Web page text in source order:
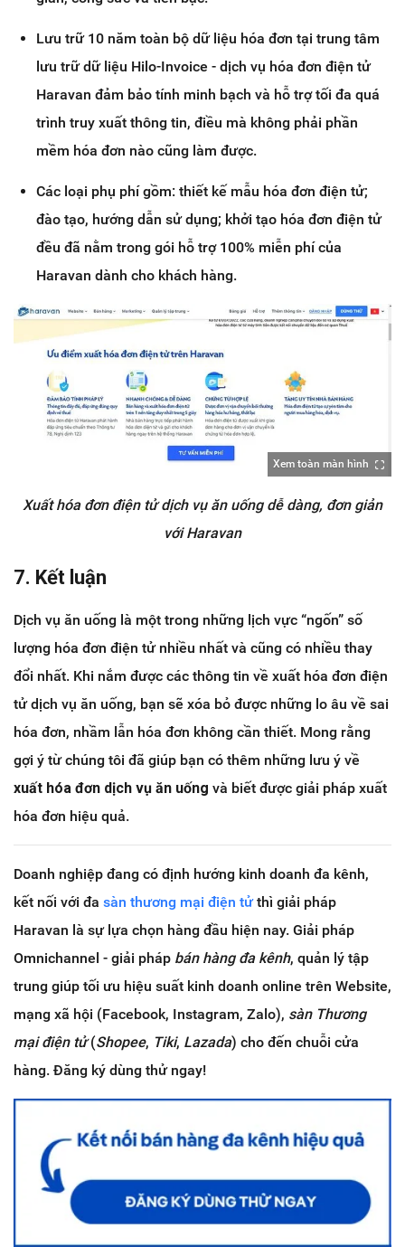
Lưu trữ 10 năm toàn bộ dữ liệu hóa đơn tại trung tâm
lưu trữ dữ liệu Hilo-Invoice - dịch vụ hóa đơn điện tử
Haravan đảm bảo tính minh bạch và hỗ trợ tối đa quá
trình truy xuất thông tin, điều mà không phải phần
mềm hóa đơn nào cũng làm được.
Các loại phụ phí gồm: thiết kế mẫu hóa đơn điện tử;
đào tạo, hướng dẫn sử dụng; khởi tạo hóa đơn điện tử
đều đã nằm trong gói hỗ trợ 100% miễn phí của
Haravan dành cho khách hàng.
Xem toàn màn hình
Xuất hóa đơn điện tử dịch vụ ăn uống dễ dàng, đơn giản
với Haravan
7. Kết luận
Dịch vụ ăn uống là một trong những lịch vực “ngốn” số
lượng hóa đơn điện tử nhiều nhất và cũng có nhiều thay
đổi nhất. Khi nắm được các thông tin về xuất hóa đơn điện
tử dịch vụ ăn uống, bạn sẽ xóa bỏ được những lo âu về sai
hóa đơn, nhầm lẫn hóa đơn không cần thiết. Mong rằng
gợi ý từ chúng tôi đã giúp bạn có thêm những lưu ý về
xuất hóa đơn dịch vụ ăn uống và biết được giải pháp xuất
hóa đơn hiệu quả.
Doanh nghiệp đang có định hướng kinh doanh đa kênh,
kết nối với đa sàn thương mại điện tửthì giải pháp
Haravan là sự lựa chọn hàng đầu hiện nay. Giải pháp
Omnichannel - giải pháp bán hàng đa kênh, quản lý tập
trung giúp tối ưu hiệu suất kinh doanh online trên Website,
mạng xã hội (Facebook, Instagram, Zalo), sàn Thương
mại điện tử(Shopee, Tiki, Lazada) cho đến chuỗi cửa
hàng. Đăng ký dùng thử ngay!